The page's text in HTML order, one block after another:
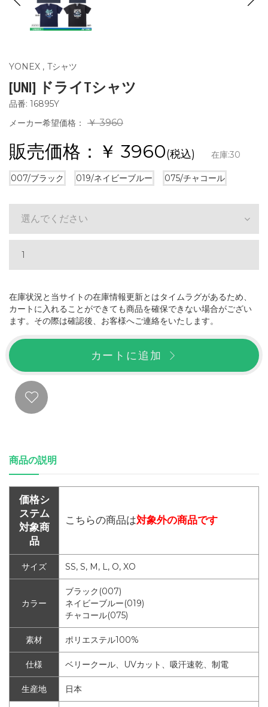
YONEX , Tシャツ
[UNI] ドライTシャツ
品番: 16895Y
メーカー希望価格：
￥ 3960
販売価格：￥ 3960(税込) 在庫:30
007/ブラック 019/ネイビーブルー 075/チャコール
選んでください
在庫状況と当サイトの在庫情報更新とはタイムラグがあるため、
カートに入れることができても商品を確保できない場合がござい
ます。その際は確認後、お客様へご連絡をいたします。
カートに追加
商品の説明
価格シ
ステム
対象商
品
こちらの商品は対象外の商品です
サイズ SS, S, M, L, O, XO
カラー
ブラック(007)
ネイビーブルー(019)
チャコール(075)
素材 ポリエステル100%
仕様 ベリークール、UVカット、吸汗速乾、制電
生産地 日本